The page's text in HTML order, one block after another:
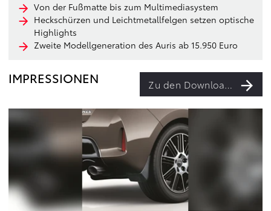
Von der Fußmatte bis zum Multimediasystem
Heckschürzen und Leichtmetallfelgen setzen optische
Highlights
Zweite Modellgeneration des Auris ab 15.950 Euro
IMPRESSIONEN Zu den Downloads